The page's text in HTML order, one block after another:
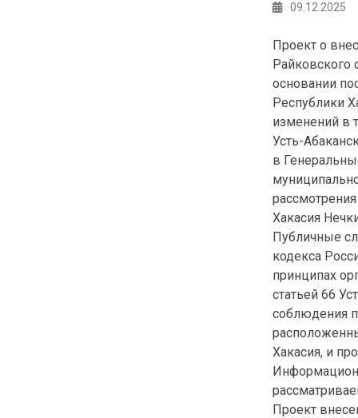
09.12.2025
Проект о
Райковского
основании
изменений в
Усть-
в
Хакасия
Публичные
кодекса
принципах
статьей 66
соблюдения
Хакасия, и
Проект